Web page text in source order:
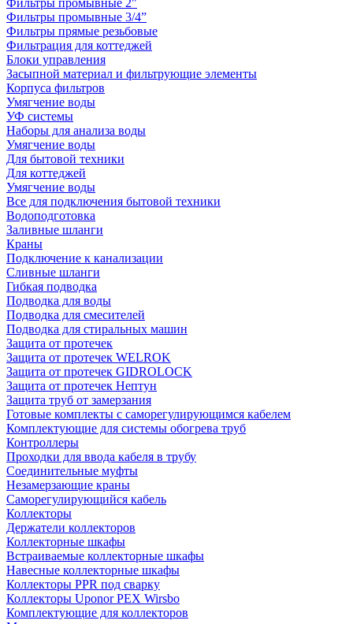
Фильтры промывные 3/4”
Фильтры прямые резьбовые
Фильтрация для коттеджей
Блоки управления
Засыпной материал и фильтрующие элементы
Корпуса фильтров
Умягчение воды
УФ системы
Наборы для анализа воды
Умягчение воды
Для бытовой техники
Для коттеджей
Умягчение воды
Все для подключения бытовой техники
Водоподготовка
Заливные шланги
Краны
Подключение к канализации
Сливные шланги
Гибкая подводка
Подводка для воды
Подводка для смесителей
Подводка для стиральных машин
Защита от протечек
Защита от протечек WELROK
Защита от протечек GIDROLOCK
Защита от протечек Нептун
Защита труб от замерзания
Готовые комплекты с саморегулирующимся кабелем
Комплектующие для системы обогрева труб
Контроллеры
Проходки для ввода кабеля в трубу
Соединительные муфты
Незамерзающие краны
Саморегулирующийся кабель
Коллекторы
Держатели коллекторов
Коллекторные шкафы
Встраиваемые коллекторные шкафы
Навесные коллекторные шкафы
Коллекторы PPR под сварку
Коллекторы Uponor PEX Wirsbo
Комплектующие для коллекторов